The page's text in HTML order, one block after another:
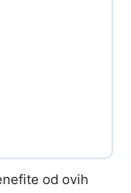
od ovih